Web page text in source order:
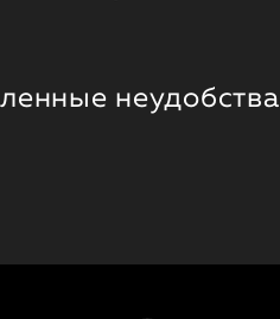
неудобства